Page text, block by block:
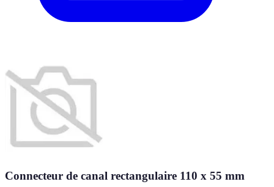
Connecteur de canal rectangulaire 110 x 55 mm